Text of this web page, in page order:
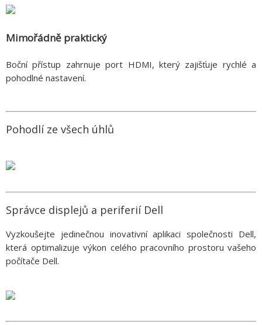
Mimořádně praktický
Boční přístup zahrnuje port HDMI, který zajišťuje rychlé a
pohodlné nastavení.
Pohodlí ze všech úhlů
Správce displejů a periferií Dell
Vyzkoušejte jedinečnou inovativní aplikaci společnosti Dell,
která optimalizuje výkon celého pracovního prostoru vašeho
počítače Dell.